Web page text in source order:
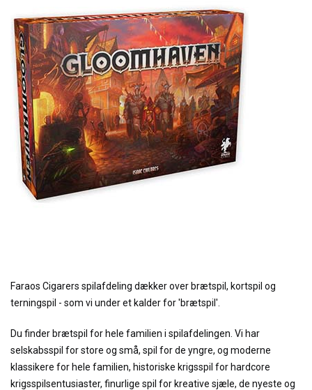
Faraos Cigarers spilafdeling dækker over brætspil, kortspil og
terningspil - som vi under et kalder for 'brætspil'.
Du finder brætspil for hele familien i spilafdelingen. Vi har
selskabsspil for store og små, spil for de yngre, og moderne
klassikere for hele familien, historiske krigsspil for hardcore
krigsspilsentusiaster, finurlige spil for kreative sjæle, de nyeste og